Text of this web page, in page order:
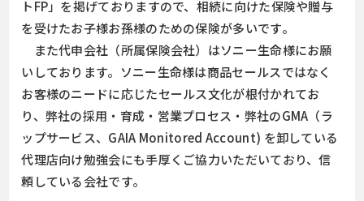
トFP」を掲げておりますので、相続に向けた保険や贈与
を受けたお子様お孫様のための保険が多いです。
また代申会社（所属保険会社）はソニー生命様にお願
いしております。ソニー生命様は商品セールスではなく
お客様のニードに応じたセールス文化が根付かれてお
り、弊社の採用・育成・営業プロセス・弊社のGMA（ラ
ップサービス、GAIA Monitored Account) を卸している
代理店向け勉強会にも手厚くご協力いただいており、信
頼している会社です。